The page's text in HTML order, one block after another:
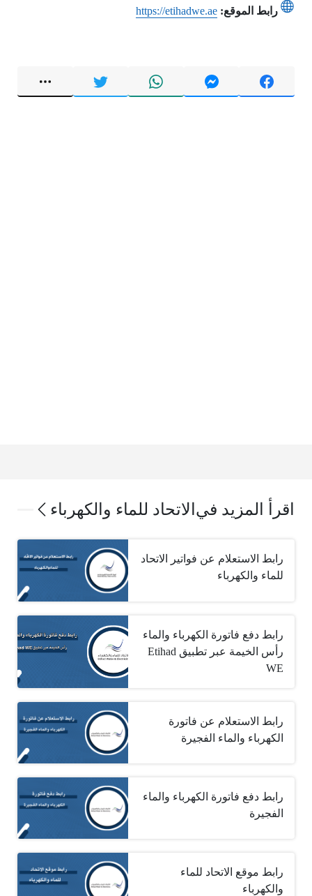
رابط الموقع: https://etihadwe.ae
اقرأ المزيد في الاتحاد للماء والكهرباء
رابط الاستعلام عن فواتير الاتحاد
للماء والكهرباء
رابط دفع فاتورة الكهرباء والماء
رأس الخيمة عبر تطبيق ‏Etihad
WE
رابط الاستعلام عن فاتورة
الكهرباء والماء الفجيرة
رابط دفع فاتورة الكهرباء والماء
الفجيرة
رابط موقع الاتحاد للماء
والكهرباء